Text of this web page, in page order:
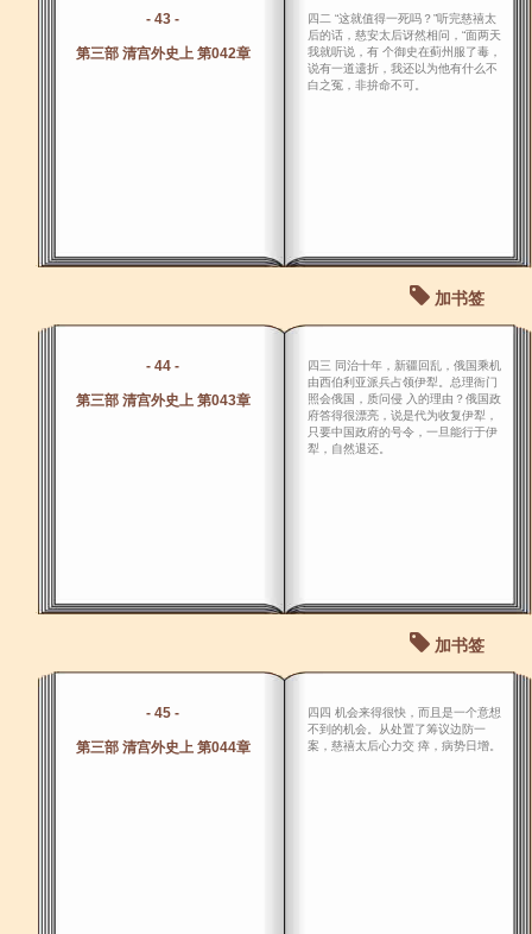
- 43 -
第三部 清宫外史上 第042章
四二 “这就值得一死吗？”听完慈禧太
后的话，慈安太后讶然相问，“面两天
我就听说，有 个御史在蓟州服了毒，
说有一道遗折，我还以为他有什么不
白之冤，非拚命不可。
加书签
- 44 -
第三部 清宫外史上 第043章
四三 同治十年，新疆回乱，俄国乘机
由西伯利亚派兵占领伊犁。总理衙门
照会俄国，质问侵 入的理由？俄国政
府答得很漂亮，说是代为收复伊犁，
只要中国政府的号令，一旦能行于伊
犁，自然退还。
加书签
- 45 -
第三部 清宫外史上 第044章
四四 机会来得很快，而且是一个意想
不到的机会。从处置了筹议边防一
案，慈禧太后心力交 瘁，病势日增。